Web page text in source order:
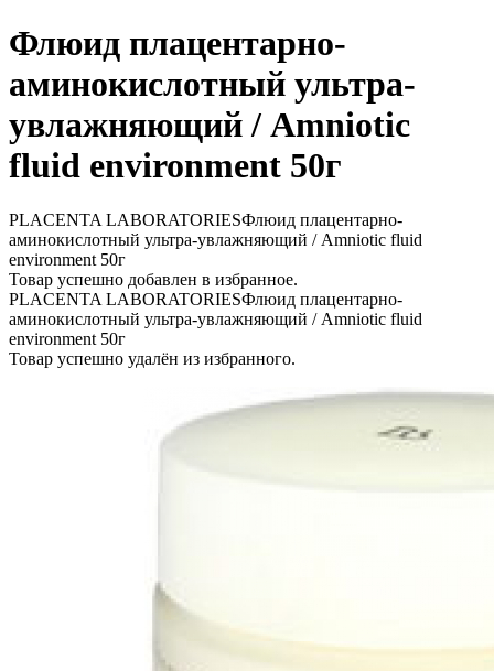
Флюид плацентарно-
аминокислотный ультра-
увлажняющий / Amniotic
fluid environment 50г
PLACENTA LABORATORIESФлюид плацентарно-
аминокислотный ультра-увлажняющий / Amniotic fluid
environment 50г
Товар успешно добавлен в избранное.
PLACENTA LABORATORIESФлюид плацентарно-
аминокислотный ультра-увлажняющий / Amniotic fluid
environment 50г
Товар успешно удалён из избранного.